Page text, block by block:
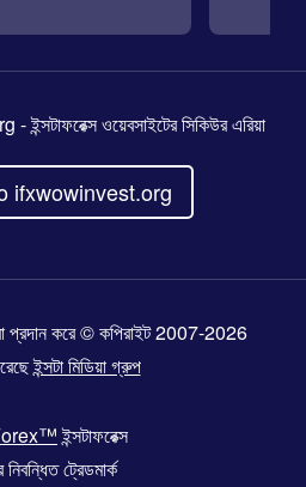
- ইন্সটাফরেক্স ওয়েবসাইটের সিকিউর এরিয়া
ifxwowinvest.org
প্রদান করে © কপিরাইট 2007-2026
ইন্সটা মিডিয়া গ্রুপ
ইন্সটাফরেক্স
ট্রেডমার্ক